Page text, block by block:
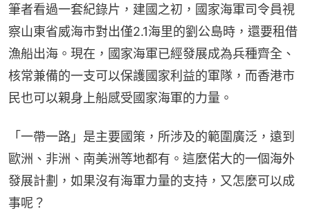
筆者看過一套紀錄片，建國之初，國家海軍司令員視
察山東省威海市對出僅2.1海里的劉公島時，還要租借
漁船出海。現在，國家海軍已經發展成為兵種齊全、
核常兼備的一支可以保護國家利益的軍隊，而香港市
民也可以親身上船感受國家海軍的力量。
「一帶一路」是主要國策，所涉及的範圍廣泛，遠到
歐洲、非洲、南美洲等地都有。這麼偌大的一個海外
發展計劃，如果沒有海軍力量的支持，又怎麼可以成
事呢？